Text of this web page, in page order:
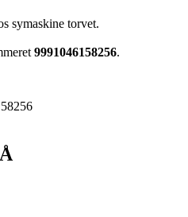
symaskine torvet.
9991046158256.